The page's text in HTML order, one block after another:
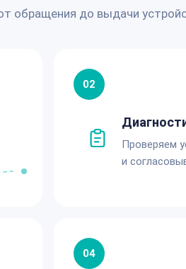
обращения до выдачи
02
Проверяем
и
04